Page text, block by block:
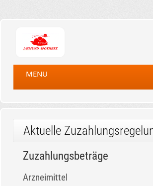
MENU
Aktuelle
Zuzahlungsbeträge
Arzneimittel